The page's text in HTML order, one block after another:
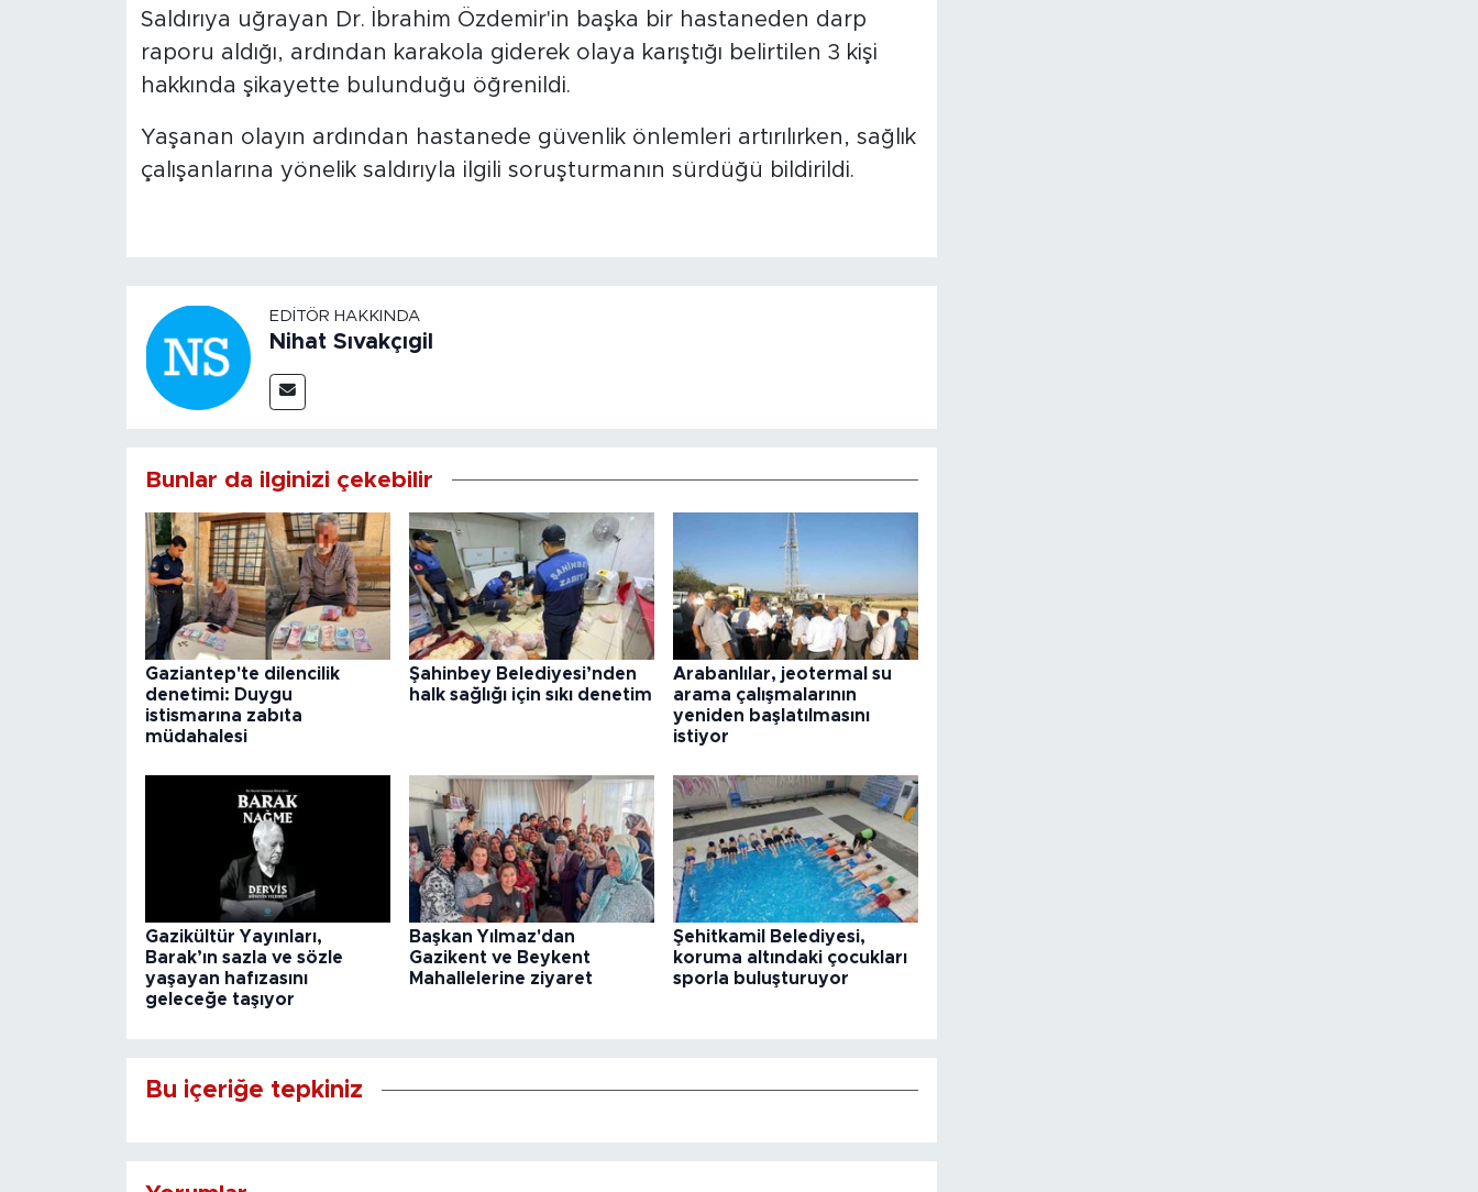
Saldırıya uğrayan Dr. İbrahim Özdemir'in başka bir hastaneden darp
raporu aldığı, ardından karakola giderek olaya karıştığı belirtilen 3 kişi
hakkında şikayette bulunduğu öğrenildi.
Yaşanan olayın ardından hastanede güvenlik önlemleri artırılırken, sağlık
çalışanlarına yönelik saldırıyla ilgili soruşturmanın sürdüğü bildirildi.
EDITÖR HAKKINDA
Nihat Sıvakçıgil
Bunlar da ilginizi çekebilir
Gaziantep'te dilencilik
denetimi: Duygu
istismarına zabıta
müdahalesi
Şahinbey Belediyesi’nden
halk sağlığı için sıkı denetim
Arabanlılar, jeotermal su
arama çalışmalarının
yeniden başlatılmasını
istiyor
Gazikültür Yayınları,
Barak’ın sazla ve sözle
yaşayan hafızasını
geleceğe taşıyor
Başkan Yılmaz'dan
Gazikent ve Beykent
Mahallelerine ziyaret
Şehitkamil Belediyesi,
koruma altındaki çocukları
sporla buluşturuyor
Bu içeriğe tepkiniz